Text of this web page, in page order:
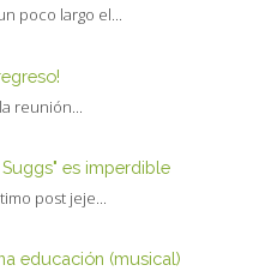
poco largo el...
reunión...
es imperdible
post jeje...
educación (musical)